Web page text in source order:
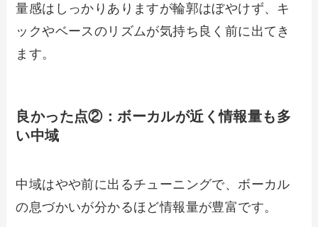
量感はしっかりありますが輪郭はぼやけず、キ
ックやベースのリズムが気持ち良く前に出てき
ます。
良かった点②：ボーカルが近く情報量も多
い中域
中域はやや前に出るチューニングで、ボーカル
の息づかいが分かるほど情報量が豊富です。